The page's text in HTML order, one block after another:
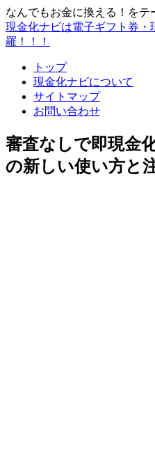
なんでもお金に換える！を
現金化ナビは電子ギフト券・
羅！！！
トップ
現金化ナビについて
サイトマップ
お問い合わせ
審査なしで即現金
の新しい使い方と